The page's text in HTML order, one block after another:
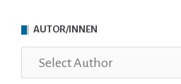
AUTOR/INNEN